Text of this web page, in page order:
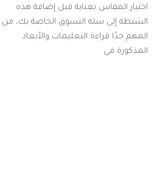
اختيار المقاس بعناية قبل إضافة هذه
الشنطة إلى سلة التسوق الخاصة بك، من
المهم جدًا قراءة التعليمات والأبعاد
المذكورة في